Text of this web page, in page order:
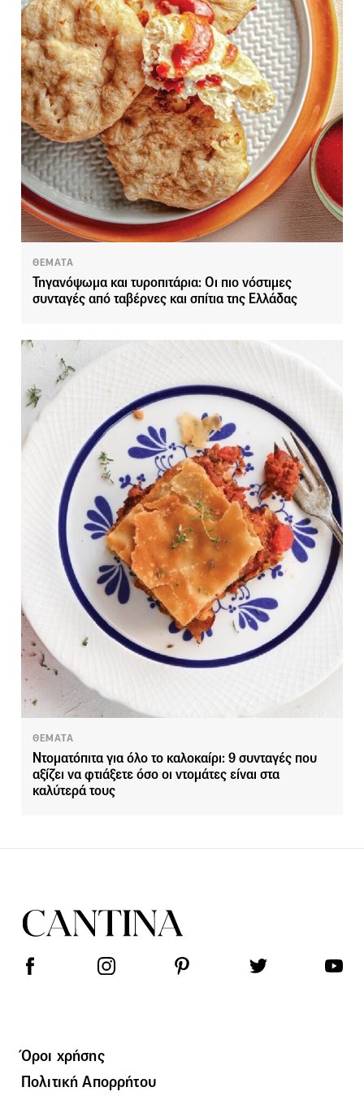
ΘΕΜΑΤΑ
Τηγανόψωμα και τυροπιτάρια: Οι πιο νόστιμες
συνταγές από ταβέρνες και σπίτια της Ελλάδας
ΘΕΜΑΤΑ
Ντοματόπιτα για όλο το καλοκαίρι: 9 συνταγές που
αξίζει να φτιάξετε όσο οι ντομάτες είναι στα
καλύτερά τους
Όροι χρήσης
Πολιτική Απορρήτου